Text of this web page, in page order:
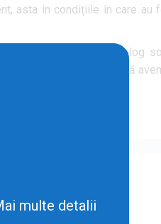
asta in condițiile în care au
și în Atos un dialog
peste noapte, însă
multe detalii